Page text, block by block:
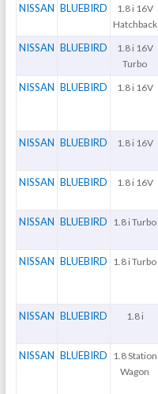
NISSAN BLUEBIRD
1.8 i 16V
Hatchback
NISSAN BLUEBIRD
1.8 i 16V
Turbo
NISSAN BLUEBIRD 1.8 i 16V
NISSAN BLUEBIRD 1.8 i 16V
NISSAN BLUEBIRD 1.8 i 16V
NISSAN BLUEBIRD 1.8 i Turbo
NISSAN BLUEBIRD 1.8 i Turbo
NISSAN BLUEBIRD 1.8 i
NISSAN BLUEBIRD 1.8 Station
Wagon